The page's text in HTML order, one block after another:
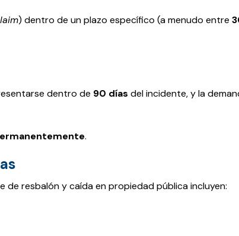
) dentro de un plazo específico (a menudo entre
dentro de 90 días del incidente, y la
.
resbalón y caída en propiedad pública incluyen: